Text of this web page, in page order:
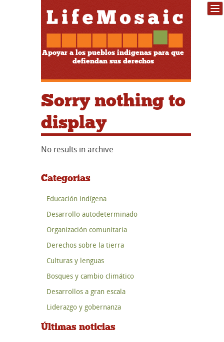
Apoyar a los pueblos indígenas para que
defiendan sus derechos
Sorry nothing to
display
No results in archive
Categorías
Educación indígena
Desarrollo autodeterminado
Organización comunitaria
Derechos sobre la tierra
Culturas y lenguas
Bosques y cambio climático
Desarrollos a gran escala
Liderazgo y gobernanza
Últimas noticias